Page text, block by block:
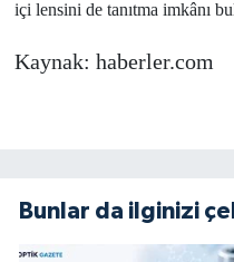
içi lensini de tanıtma imkânı
Kaynak: haberler.com
Bunlar da ilginizi